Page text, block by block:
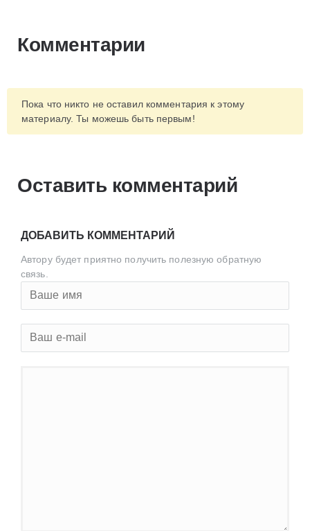
Комментарии
Пока что никто не оставил комментария к этому
материалу. Ты можешь быть первым!
Оставить комментарий
ДОБАВИТЬ КОММЕНТАРИЙ
Автору будет приятно получить полезную обратную
связь.